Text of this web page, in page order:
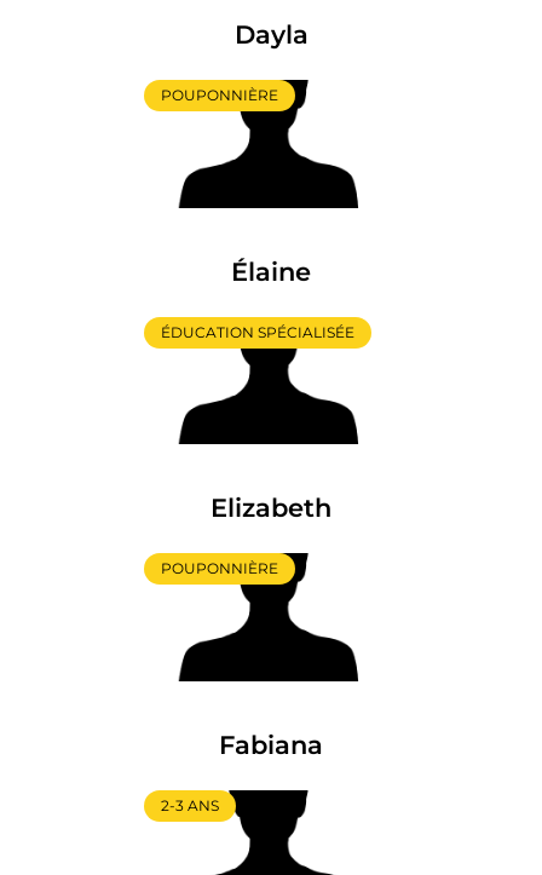
Dayla
POUPONNIÈRE
Élaine
ÉDUCATION SPÉCIALISÉE
Elizabeth
POUPONNIÈRE
Fabiana
2-3 ANS